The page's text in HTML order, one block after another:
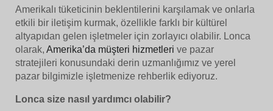
Amerikalı tüketicinin beklentilerini karşılamak ve onlarla
etkili bir iletişim kurmak, özellikle farklı bir kültürel
altyapıdan gelen işletmeler için zorlayıcı olabilir. Lonca
olarak, Amerika’da müşteri hizmetleri ve pazar
stratejileri konusundaki derin uzmanlığımız ve yerel
pazar bilgimizle işletmenize rehberlik ediyoruz.
Lonca size nasıl yardımcı olabilir?